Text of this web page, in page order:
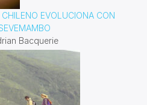
EVOLUCIONA CON
Bacquerie